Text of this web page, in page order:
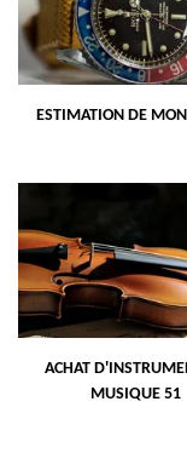
ESTIMATION DE
ACHAT
MUSIQUE 51